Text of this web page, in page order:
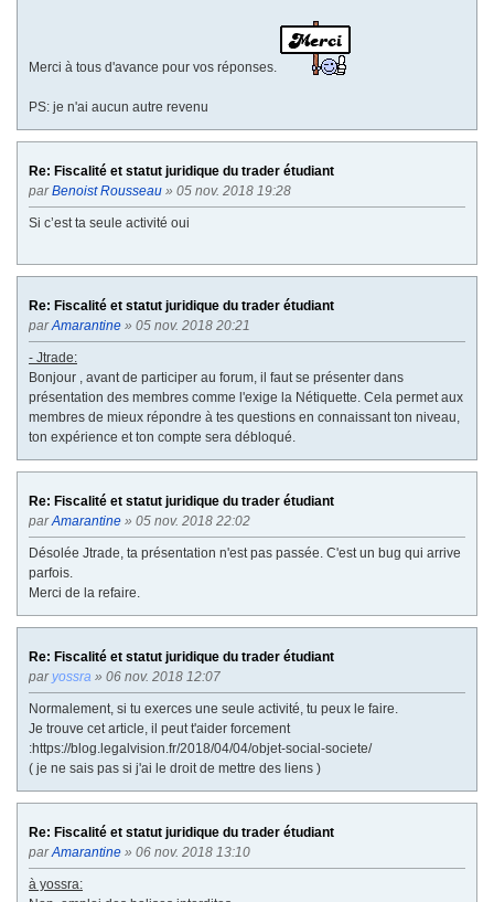
Merci à tous d'avance pour vos réponses.
PS: je n'ai aucun autre revenu
Re: Fiscalité et statut juridique du trader étudiant
parBenoist Rousseau » 05 nov. 2018 19:28
Si c’est ta seule activité oui
Re: Fiscalité et statut juridique du trader étudiant
parAmarantine » 05 nov. 2018 20:21
- Jtrade:
Bonjour , avant de participer au forum, il faut se présenter dans
présentation des membres comme l'exige la Nétiquette. Cela permet aux
membres de mieux répondre à tes questions en connaissant ton niveau,
ton expérience et ton compte sera débloqué.
Re: Fiscalité et statut juridique du trader étudiant
parAmarantine » 05 nov. 2018 22:02
Désolée Jtrade, ta présentation n'est pas passée. C'est un bug qui arrive
parfois.
Merci de la refaire.
Re: Fiscalité et statut juridique du trader étudiant
paryossra » 06 nov. 2018 12:07
Normalement, si tu exerces une seule activité, tu peux le faire.
Je trouve cet article, il peut t'aider forcement
:https://blog.legalvision.fr/2018/04/04/objet-social-societe/
( je ne sais pas si j'ai le droit de mettre des liens )
Re: Fiscalité et statut juridique du trader étudiant
parAmarantine » 06 nov. 2018 13:10
à yossra: